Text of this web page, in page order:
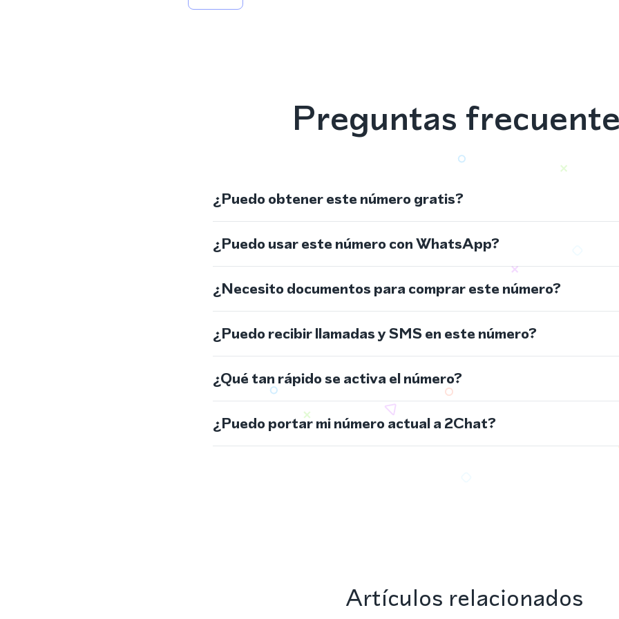
Preguntas
¿Puedo obtener este número gratis?
¿Puedo usar este número con WhatsApp?
¿Necesito documentos para comprar este número?
¿Puedo recibir llamadas y SMS en este número?
¿Qué tan rápido se activa el número?
¿Puedo portar mi número actual a 2Chat?
Artículos relacionados